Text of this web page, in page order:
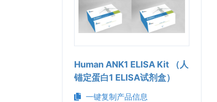
Human ANK1 ELISA Kit （人
锚定蛋白1 ELISA试剂盒）
一键复制产品信息